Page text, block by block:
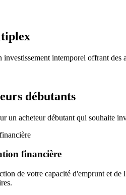
intemporel offrant des
débutants
un acheteur débutant qui souhaite
financière
de votre capacité d'emprunt et de